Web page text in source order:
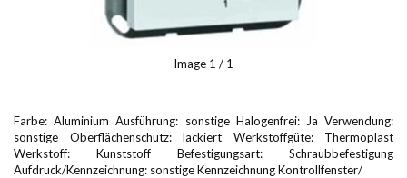
Image 1 / 1
Farbe: Aluminium Ausführung: sonstige Halogenfrei: Ja Verwendung:
sonstige Oberflächenschutz: lackiert Werkstoffgüte: Thermoplast
Werkstoff: Kunststoff Befestigungsart: Schraubbefestigung
Aufdruck/Kennzeichnung: sonstige Kennzeichnung Kontrollfenster/